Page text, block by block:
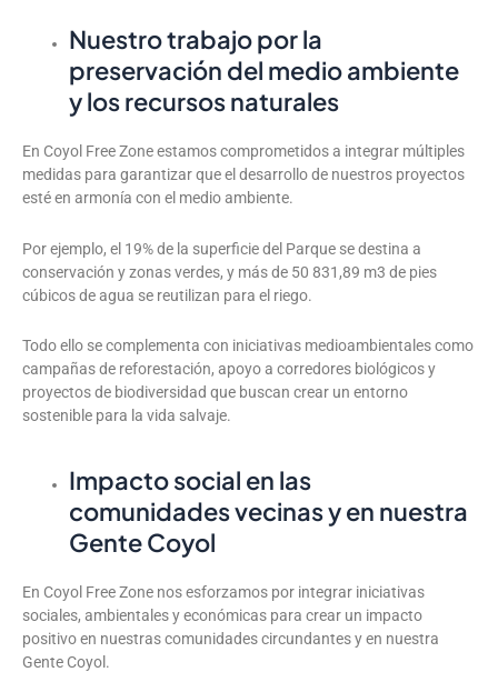
Nuestro trabajo por la
preservación del medio ambiente
y los recursos naturales
En Coyol Free Zone estamos comprometidos a integrar múltiples
medidas para garantizar que el desarrollo de nuestros proyectos
esté en armonía con el medio ambiente.
Por ejemplo, el 19% de la superficie del Parque se destina a
conservación y zonas verdes, y más de 50 831,89 m3 de pies
cúbicos de agua se reutilizan para el riego.
Todo ello se complementa con iniciativas medioambientales como
campañas de reforestación, apoyo a corredores biológicos y
proyectos de biodiversidad que buscan crear un entorno
sostenible para la vida salvaje.
Impacto social en las
comunidades vecinas y en nuestra
Gente Coyol
En Coyol Free Zone nos esforzamos por integrar iniciativas
sociales, ambientales y económicas para crear un impacto
positivo en nuestras comunidades circundantes y en nuestra
Gente Coyol.